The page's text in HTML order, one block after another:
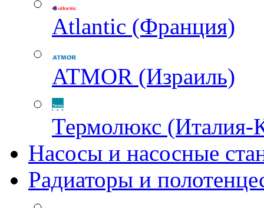
Atlantic (Франция)
ATMOR (Израиль)
Термолюкс (Италия-
Насосы и насосные
Радиаторы и